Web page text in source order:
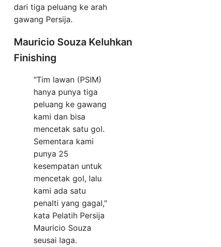
dari tiga peluang ke arah
gawang Persija.
Mauricio Souza Keluhkan
Finishing
"Tim lawan (PSIM)
hanya punya tiga
peluang ke gawang
kami dan bisa
mencetak satu gol.
Sementara kami
punya 25
kesempatan untuk
mencetak gol, lalu
kami ada satu
penalti yang gagal,"
kata Pelatih Persija
Mauricio Souza
seusai laga.